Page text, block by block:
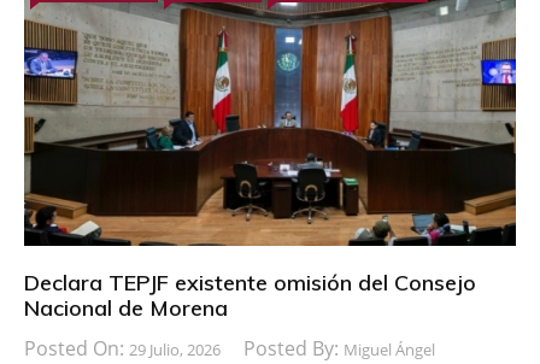
Declara TEPJF existente omisión del Consejo
Nacional de Morena
Posted On: 29 Julio, 2026 Posted By: Miguel Ángel